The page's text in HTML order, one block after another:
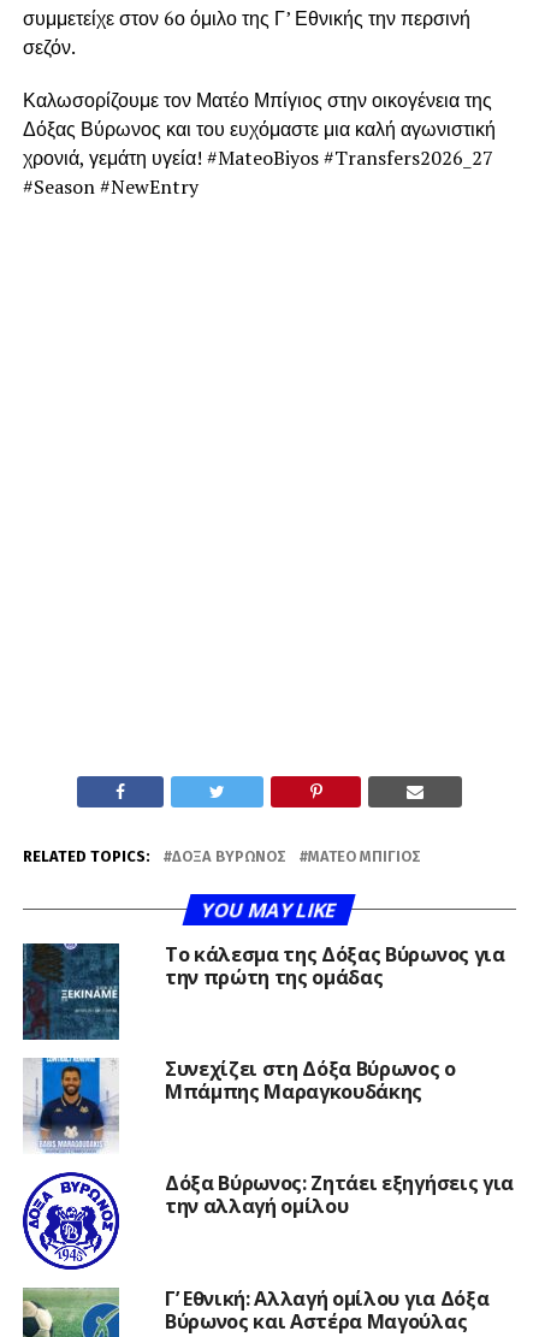
συμμετείχε στον 6ο όμιλο της Γ’ Εθνικής την περσινή
σεζόν.
Καλωσορίζουμε τον Ματέο Μπίγιος στην οικογένεια της
Δόξας Βύρωνος και του ευχόμαστε μια καλή αγωνιστική
χρονιά, γεμάτη υγεία! #MateoBiyos #Transfers2026_27
#Season #NewEntry
RELATED TOPICS: ΔΌΞΑ ΒΎΡΩΝΟΣ ΜΑΤΈΟ ΜΠΊΓΙΟΣ
YOU MAY LIKE
Το κάλεσμα της Δόξας Βύρωνος για
την πρώτη της ομάδας
Συνεχίζει στη Δόξα Βύρωνος ο
Μπάμπης Μαραγκουδάκης
Δόξα Βύρωνος: Ζητάει εξηγήσεις για
την αλλαγή ομίλου
Γ’ Εθνική: Αλλαγή ομίλου για Δόξα
Βύρωνος και Αστέρα Μαγούλας